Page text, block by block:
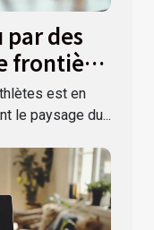
des
frontière
est en
le paysage du...